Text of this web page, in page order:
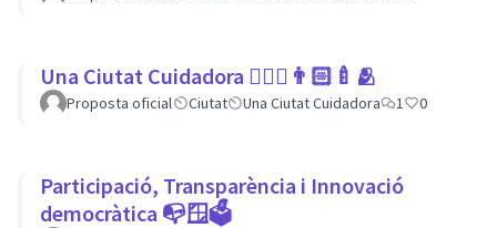
Una Ciutat Cuidadora 💆🏾‍♀️👨🏻‍🍼🫂
Proposta oficial Ciutat Una Ciutat Cuidadora 1 0
Participació, Transparència i Innovació
democràtica 📭🪟🗳